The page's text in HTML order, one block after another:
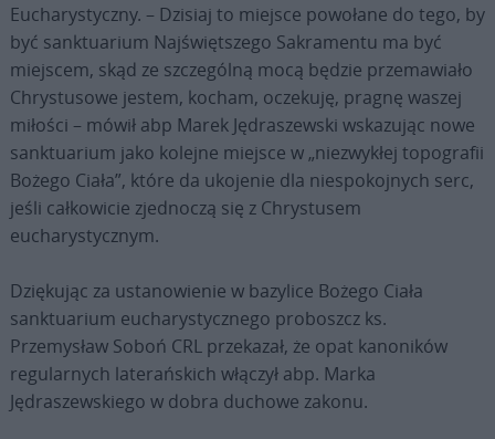
Eucharystyczny. – Dzisiaj to miejsce powołane do tego, by
być sanktuarium Najświętszego Sakramentu ma być
miejscem, skąd ze szczególną mocą będzie przemawiało
Chrystusowe jestem, kocham, oczekuję, pragnę waszej
miłości – mówił abp Marek Jędraszewski wskazując nowe
sanktuarium jako kolejne miejsce w „niezwykłej topografii
Bożego Ciała”, które da ukojenie dla niespokojnych serc,
jeśli całkowicie zjednoczą się z Chrystusem
eucharystycznym.
Dziękując za ustanowienie w bazylice Bożego Ciała
sanktuarium eucharystycznego proboszcz ks.
Przemysław Soboń CRL przekazał, że opat kanoników
regularnych laterańskich włączył abp. Marka
Jędraszewskiego w dobra duchowe zakonu.